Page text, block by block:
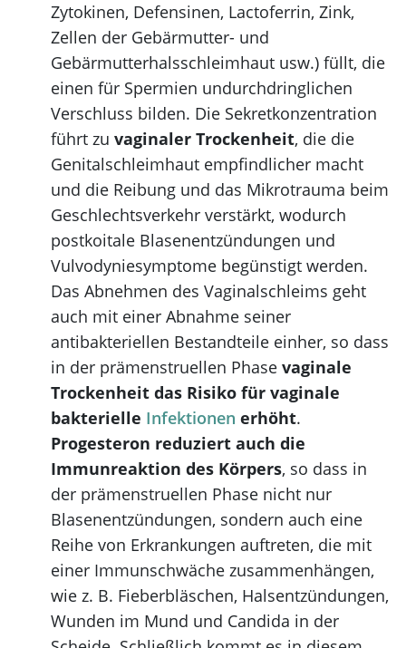
Zytokinen, Defensinen, Lactoferrin, Zink,
Zellen der Gebärmutter- und
Gebärmutterhalsschleimhaut usw.) füllt, die
einen für Spermien undurchdringlichen
Verschluss bilden. Die Sekretkonzentration
führt zu vaginaler Trockenheit, die die
Genitalschleimhaut empfindlicher macht
und die Reibung und das Mikrotrauma beim
Geschlechtsverkehr verstärkt, wodurch
postkoitale Blasenentzündungen und
Vulvodyniesymptome begünstigt werden.
Das Abnehmen des Vaginalschleims geht
auch mit einer Abnahme seiner
antibakteriellen Bestandteile einher, so dass
in der prämenstruellen Phase vaginale
Trockenheit das Risiko für vaginale
bakterielle Infektionen erhöht.
Progesteron reduziert auch die
Immunreaktion des Körpers, so dass in
der prämenstruellen Phase nicht nur
Blasenentzündungen, sondern auch eine
Reihe von Erkrankungen auftreten, die mit
einer Immunschwäche zusammenhängen,
wie z. B. Fieberbläschen, Halsentzündungen,
Wunden im Mund und Candida in der